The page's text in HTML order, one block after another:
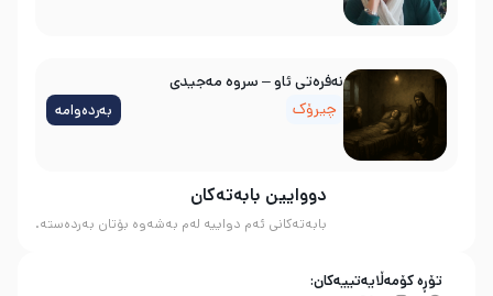
دووایین بابەتەکان
بابەتەکانی ئەم دواییە لەم بەشەوە بۆتان بەردەستە.
نه‌فره‌تی ئاو – سروه‌ مه‌جیدی
چیرۆک
بەردەوامە
تۆڕە کۆمەڵایەتییەکان: